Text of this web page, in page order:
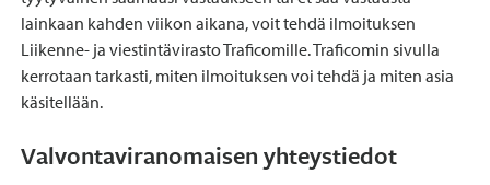
lainkaan kahden viikon aikana, voit tehdä ilmoituksen
Liikenne- ja viestintävirasto Traficomille. Traficomin sivulla
kerrotaan tarkasti, miten ilmoituksen voi tehdä ja miten asia
käsitellään.
Valvontaviranomaisen yhteystiedot